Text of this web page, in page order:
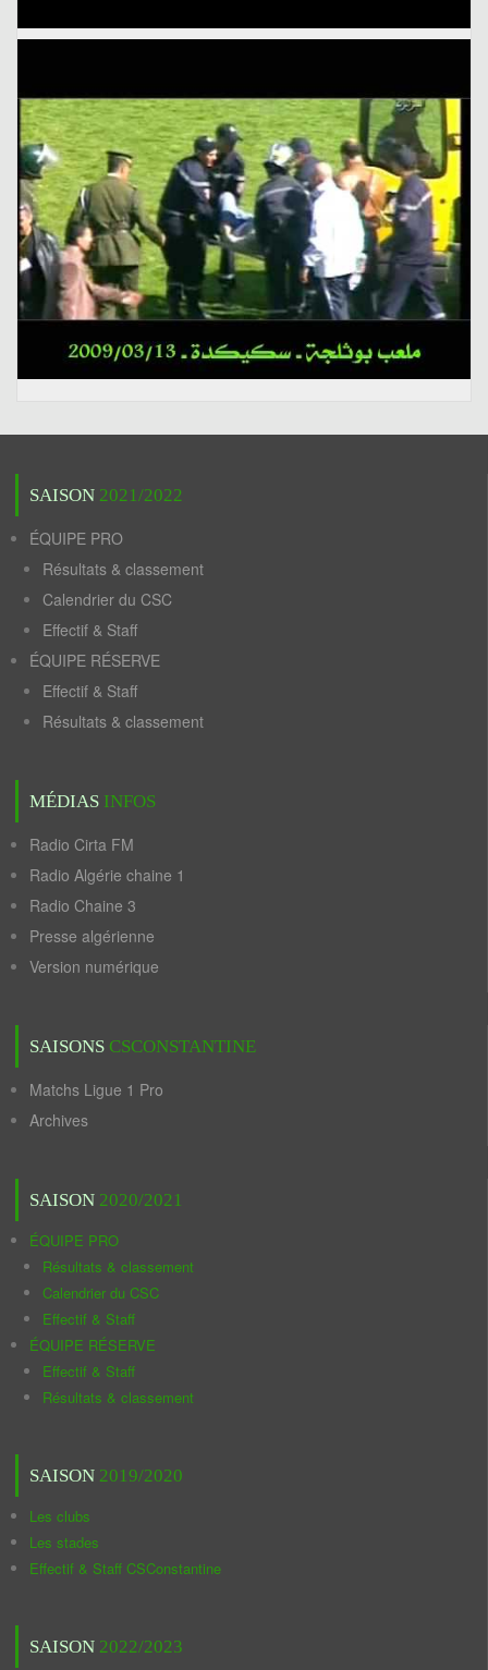
SAISON 2021/2022
ÉQUIPE PRO
Résultats & classement
Calendrier du CSC
Effectif & Staff
ÉQUIPE RÉSERVE
Effectif & Staff
Résultats & classement
MÉDIAS INFOS
Radio Cirta FM
Radio Algérie chaine 1
Radio Chaine 3
Presse algérienne
Version numérique
SAISONS CSCONSTANTINE
Matchs Ligue 1 Pro
Archives
SAISON 2020/2021
ÉQUIPE PRO
Résultats & classement
Calendrier du CSC
Effectif & Staff
ÉQUIPE RÉSERVE
Effectif & Staff
Résultats & classement
SAISON 2019/2020
Les clubs
Les stades
Effectif & Staff CSConstantine
SAISON 2022/2023